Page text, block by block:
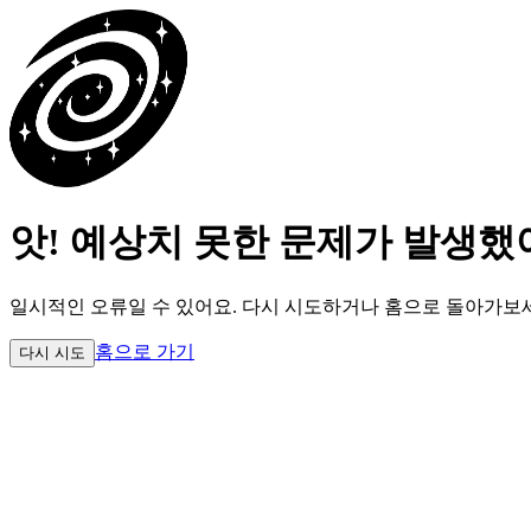
앗! 예상치 못한 문제가 발생했
일시적인 오류일 수 있어요. 다시 시도하거나 홈으로 돌아가보
다시 시도 홈으로 가기